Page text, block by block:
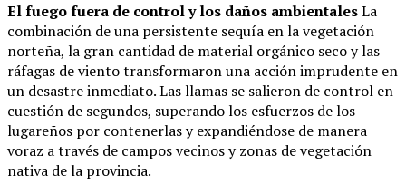
El fuego fuera de control y los daños ambientalesLa
combinación de una persistente sequía en la vegetación
norteña, la gran cantidad de material orgánico seco y las
ráfagas de viento transformaron una acción imprudente en
un desastre inmediato. Las llamas se salieron de control en
cuestión de segundos, superando los esfuerzos de los
lugareños por contenerlas y expandiéndose de manera
voraz a través de campos vecinos y zonas de vegetación
nativa de la provincia.